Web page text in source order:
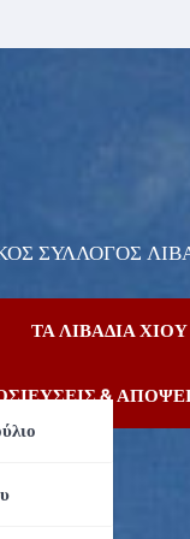
ΣΥΛΛΟΓΟΣ
ΤΑ ΛΙΒΆΔΙΑ ΧΙΟΥ
&